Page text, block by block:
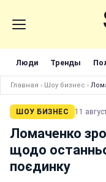
Люди Тренды
Главная › Шоу бизнес ›
ШОУ БИЗНЕС 11
Ломаченко
щодо
поєдинку